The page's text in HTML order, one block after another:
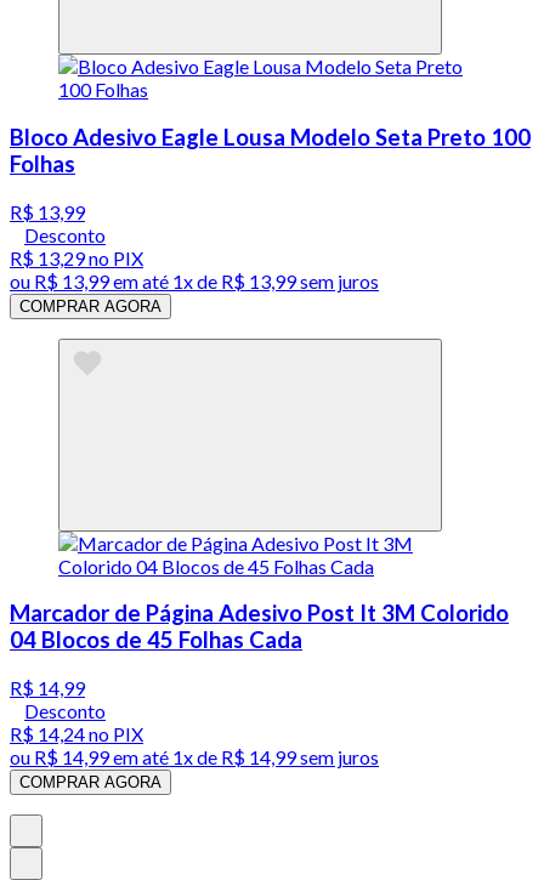
Bloco Adesivo Eagle Lousa Modelo Seta Preto 100
Folhas
R$ 13,99
Desconto
R$ 13,29no PIX
ou R$ 13,99em até 1x de R$ 13,99sem juros
COMPRAR AGORA
Marcador de Página Adesivo Post It 3M Colorido
04 Blocos de 45 Folhas Cada
R$ 14,99
Desconto
R$ 14,24no PIX
ou R$ 14,99em até 1x de R$ 14,99sem juros
COMPRAR AGORA